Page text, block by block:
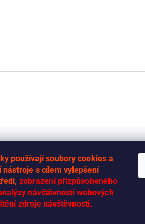
používají soubory cookies a
nástroje s cílem vylepšení
zobrazení přizpůsobeného
návštěvnosti webových
zdroje návštěvnosti.
RYCHLÁ-DODÁVKA.CZ